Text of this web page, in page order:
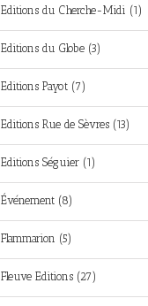
Editions du Cherche-Midi (1)
Editions du Globe (3)
Editions Payot (7)
Editions Rue de Sèvres (13)
Editions Séguier (1)
Événement (8)
Flammarion (5)
Fleuve Editions (27)